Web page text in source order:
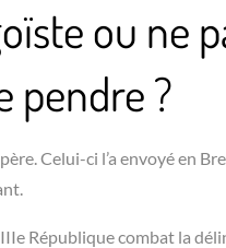
ou ne
pendre ?
Celui-ci l’a envoyé en
République combat la